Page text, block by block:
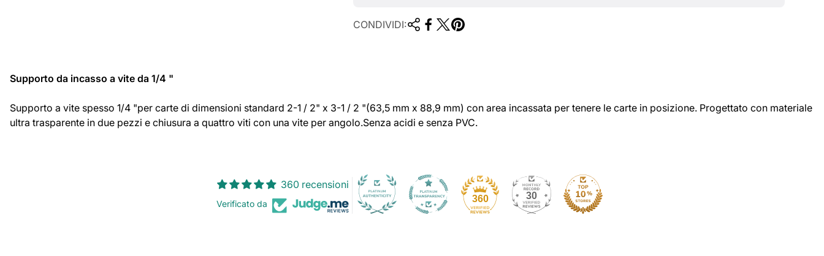
a
CONDIVIDI:
Supporto da incasso a vite da 1/4 "
Supporto a vite spesso 1/4 "per carte di dimensioni standard 2-1 / 2" x 3-1 / 2 "(63,5 mm x 88,9 mm) con area incassata per tenere le carte in posizione. Progettato con materiale
ultra trasparente in due pezzi e chiusura a quattro viti con una vite per angolo.Senza acidi e senza PVC.
360 recensioni
Verificato da 360 30